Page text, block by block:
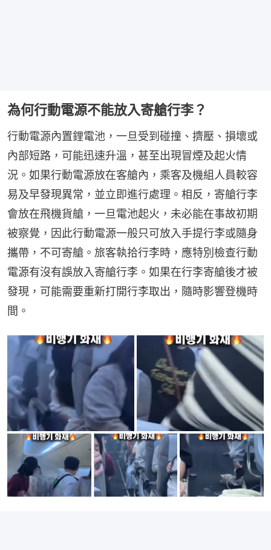
為何行動電源不能放入寄艙行李？
行動電源內置鋰電池，一旦受到碰撞、擠壓、損壞或
內部短路，可能迅速升溫，甚至出現冒煙及起火情
況。如果行動電源放在客艙內，乘客及機組人員較容
易及早發現異常，並立即進行處理。相反，寄艙行李
會放在飛機貨艙，一旦電池起火，未必能在事故初期
被察覺，因此行動電源一般只可放入手提行李或隨身
攜帶，不可寄艙。旅客執拾行李時，應特別檢查行動
電源有沒有誤放入寄艙行李。如果在行李寄艙後才被
發現，可能需要重新打開行李取出，隨時影響登機時
間。